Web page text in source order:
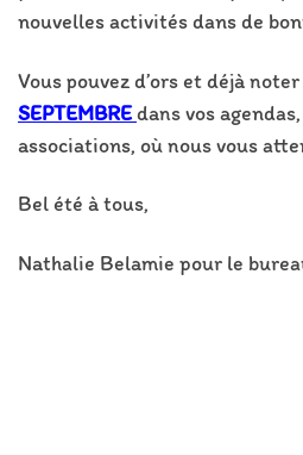
nouvelles activités dans de
Vous pouvez d’ors et déjà
SEPTEMBREdans vos
associations, où nous vous
Bel été à tous,
Nathalie Belamie pour le